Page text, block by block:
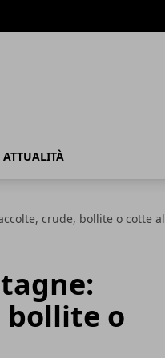
ATTUALITÀ
crude, bollite o cotte al
bollite o